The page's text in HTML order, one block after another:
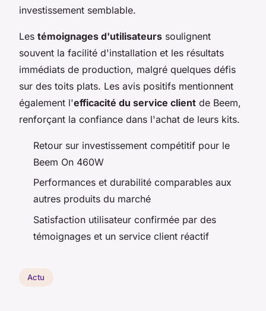
investissement semblable.
Les témoignages d'utilisateurs soulignent
souvent la facilité d'installation et les résultats
immédiats de production, malgré quelques défis
sur des toits plats. Les avis positifs mentionnent
également l'efficacité du service client de Beem,
renforçant la confiance dans l'achat de leurs kits.
Retour sur investissement compétitif pour le
Beem On 460W
Performances et durabilité comparables aux
autres produits du marché
Satisfaction utilisateur confirmée par des
témoignages et un service client réactif
Actu